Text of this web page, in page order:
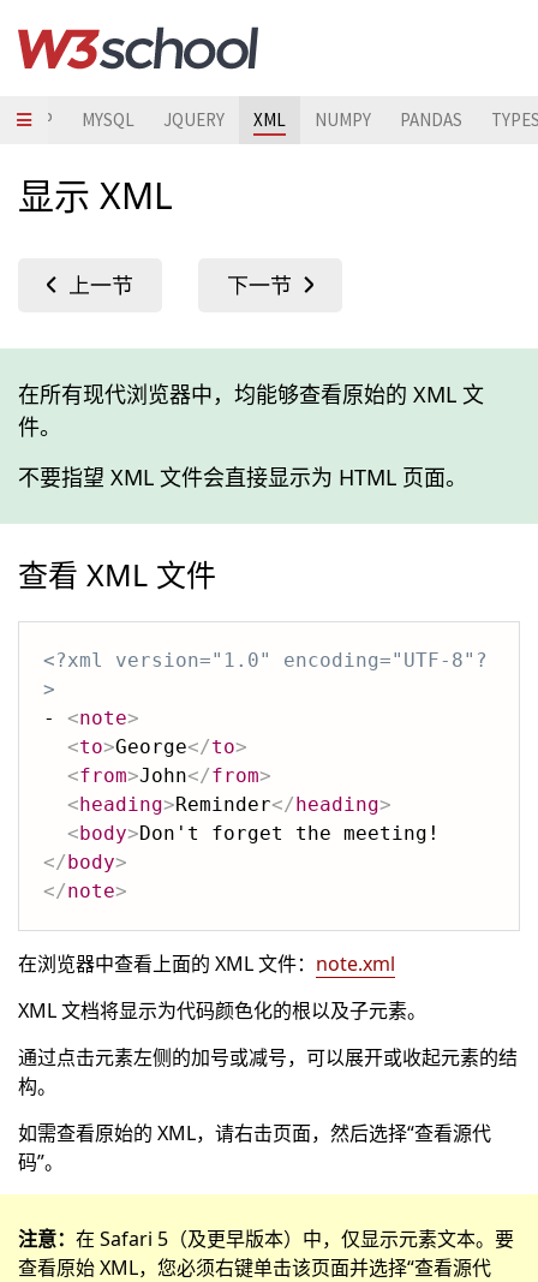
MYSQL JQUERY XML NUMPY PANDAS
显示 XML
在所有现代浏览器中，均能够查看原始的 XML 文
件。
不要指望 XML 文件会直接显示为 HTML 页面。
查看 XML 文件
<?xml version="1.0" encoding="UTF-8"?
>
- <note>
<to>George</to>
<from>John</from>
<heading>Reminder</heading>
<body>Don't forget the meeting!
</body>
</note>
在浏览器中查看上面的 XML 文件： note.xml
XML 文档将显示为代码颜色化的根以及子元素。
通过点击元素左侧的加号或减号，可以展开或收起元素的结
构。
如需查看原始的 XML，请右击页面，然后选择“查看源代
码”。
注意： 在 Safari 5（及更早版本）中，仅显示元素文本。要
查看原始 XML，您必须右键单击该页面并选择“查看源代